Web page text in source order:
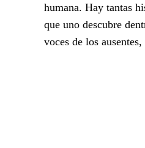
humana. Hay tantas
que uno descubre
voces de los